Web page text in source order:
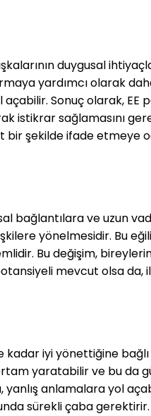
duygusal
yardımcı olarak
Sonuç olarak,
istikrar sağlamasını
şekilde ifade etmeye
bağlantılara ve uzun
yönelmesidir. Bu
Bu değişim,
mevcut olsa da,
kadar iyi yönettiğine
yaratabilir ve bu da
anlamalara yol
sürekli çaba gerektirir.